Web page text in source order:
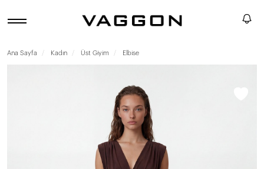
Ana Sayfa Kadın Üst Giyim Elbise